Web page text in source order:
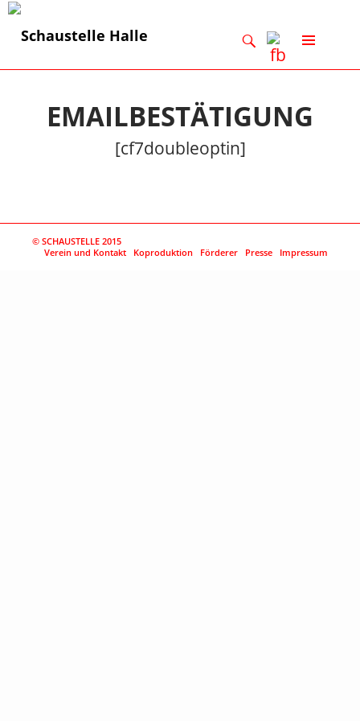
Suchen
ZUM
INHALT
EMAILBESTÄTIGUNG
[cf7doubleoptin]
© SCHAUSTELLE 2015
Verein und Kontakt
Koproduktion Förderer Presse Impressum